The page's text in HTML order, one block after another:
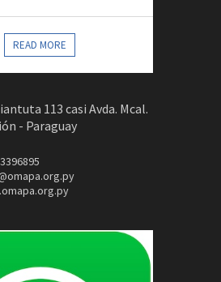
READ MORE
113 casi Avda. Mcal.
- Paraguay